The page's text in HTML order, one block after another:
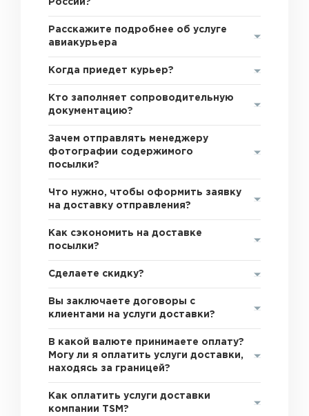
России?
Расскажите подробнее об услуге
авиакурьера
Когда приедет курьер?
Кто заполняет сопроводительную
документацию?
Зачем отправлять менеджеру
фотографии содержимого
посылки?
Что нужно, чтобы оформить заявку
на доставку отправления?
Как сэкономить на доставке
посылки?
Сделаете скидку?
Вы заключаете договоры с
клиентами на услуги доставки?
В какой валюте принимаете оплату?
Могу ли я оплатить услуги доставки,
находясь за границей?
Как оплатить услуги доставки
компании TSM?